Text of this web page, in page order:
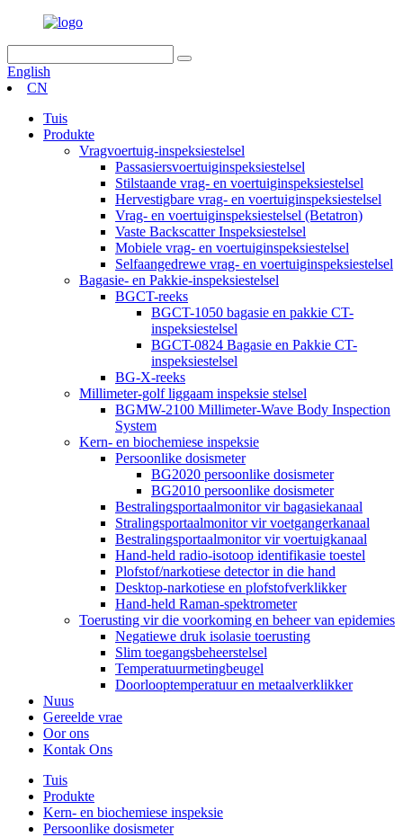
English
CN
Tuis
Produkte
Vragvoertuig-inspeksiestelsel
Passasiersvoertuiginspeksiestelsel
Stilstaande vrag- en voertuiginspeksiestelsel
Hervestigbare vrag- en voertuiginspeksiestelsel
Vrag- en voertuiginspeksiestelsel (Betatron)
Vaste Backscatter Inspeksiestelsel
Mobiele vrag- en voertuiginspeksiestelsel
Selfaangedrewe vrag- en voertuiginspeksiestelsel
Bagasie- en Pakkie-inspeksiestelsel
BGCT-reeks
BGCT-1050 bagasie en pakkie CT-
inspeksiestelsel
BGCT-0824 Bagasie en Pakkie CT-
inspeksiestelsel
BG-X-reeks
Millimeter-golf liggaam inspeksie stelsel
BGMW-2100 Millimeter-Wave Body Inspection
System
Kern- en biochemiese inspeksie
Persoonlike dosismeter
BG2020 persoonlike dosismeter
BG2010 persoonlike dosismeter
Bestralingsportaalmonitor vir bagasiekanaal
Stralingsportaalmonitor vir voetgangerkanaal
Bestralingsportaalmonitor vir voertuigkanaal
Hand-held radio-isotoop identifikasie toestel
Plofstof/narkotiese detector in die hand
Desktop-narkotiese en plofstofverklikker
Hand-held Raman-spektrometer
Toerusting vir die voorkoming en beheer van epidemies
Negatiewe druk isolasie toerusting
Slim toegangsbeheerstelsel
Temperatuurmetingbeugel
Doorlooptemperatuur en metaalverklikker
Nuus
Gereelde vrae
Oor ons
Kontak Ons
Tuis
Produkte
Kern- en biochemiese inspeksie
Persoonlike dosismeter